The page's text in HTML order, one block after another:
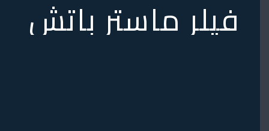
فيلر ماستر باتش